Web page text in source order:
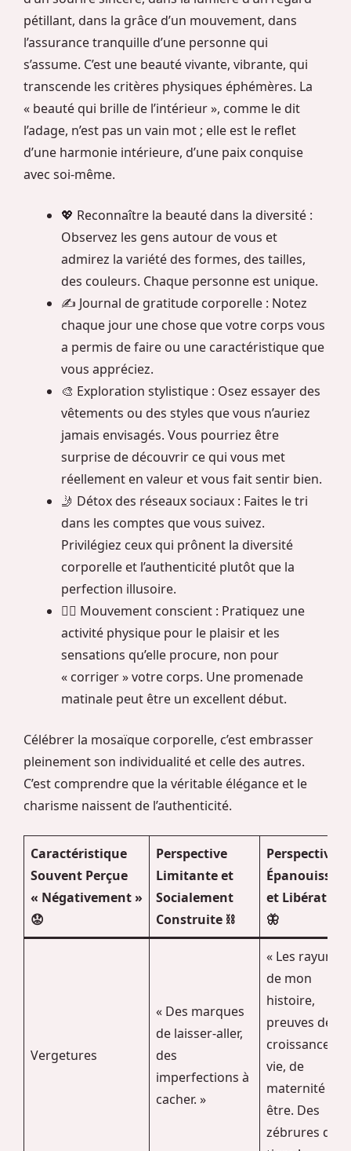
pétillant, dans la grâce d’un mouvement, dans
l’assurance tranquille d’une personne qui
s’assume. C’est une beauté vivante, vibrante, qui
transcende les critères physiques éphémères. La
« beauté qui brille de l’intérieur », comme le dit
l’adage, n’est pas un vain mot ; elle est le reflet
d’une harmonie intérieure, d’une paix conquise
avec soi-même.
💖 Reconnaître la beauté dans la diversité :
Observez les gens autour de vous et
admirez la variété des formes, des tailles,
des couleurs. Chaque personne est unique.
✍️ Journal de gratitude corporelle : Notez
chaque jour une chose que votre corps vous
a permis de faire ou une caractéristique que
vous appréciez.
🎨 Exploration stylistique : Osez essayer des
vêtements ou des styles que vous n’auriez
jamais envisagés. Vous pourriez être
surprise de découvrir ce qui vous met
réellement en valeur et vous fait sentir bien.
🤳 Détox des réseaux sociaux : Faites le tri
dans les comptes que vous suivez.
Privilégiez ceux qui prônent la diversité
corporelle et l’authenticité plutôt que la
perfection illusoire.
🚶‍♀️ Mouvement conscient : Pratiquez une
activité physique pour le plaisir et les
sensations qu’elle procure, non pour
« corriger » votre corps. Une promenade
matinale peut être un excellent début.
Célébrer la mosaïque corporelle, c’est embrasser
pleinement son individualité et celle des autres.
C’est comprendre que la véritable élégance et le
charisme naissent de l’authenticité.
Caractéristique
Souvent Perçue
« Négativement »
😟
Perspective
Limitante et
Socialement
Construite ⛓️
Perspective
et Libératrice
🦋
Vergetures
« Des marques
de laisser-aller,
des
imperfections à
cacher. »
« Les rayures
de mon
histoire,
preuves de
croissance, de
vie, de
maternité
être. Des
zébrures de